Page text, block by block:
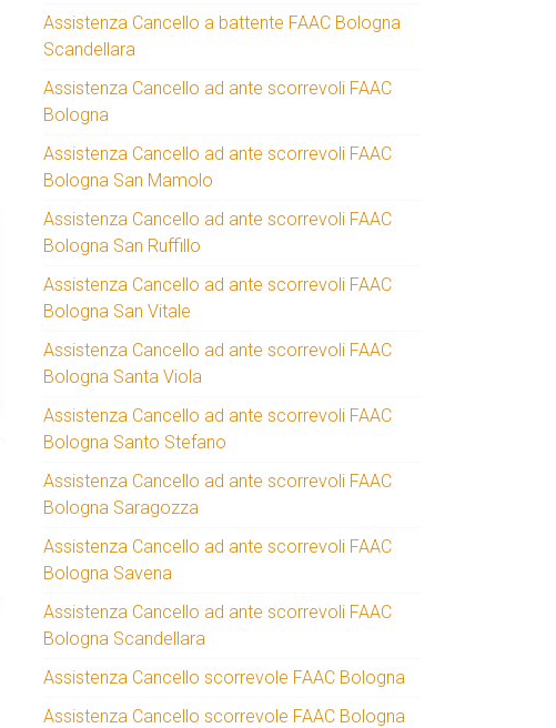
Assistenza Cancello a battente FAAC Bologna
Scandellara
Assistenza Cancello ad ante scorrevoli FAAC
Bologna
Assistenza Cancello ad ante scorrevoli FAAC
Bologna San Mamolo
Assistenza Cancello ad ante scorrevoli FAAC
Bologna San Ruffillo
Assistenza Cancello ad ante scorrevoli FAAC
Bologna San Vitale
Assistenza Cancello ad ante scorrevoli FAAC
Bologna Santa Viola
Assistenza Cancello ad ante scorrevoli FAAC
Bologna Santo Stefano
Assistenza Cancello ad ante scorrevoli FAAC
Bologna Saragozza
Assistenza Cancello ad ante scorrevoli FAAC
Bologna Savena
Assistenza Cancello ad ante scorrevoli FAAC
Bologna Scandellara
Assistenza Cancello scorrevole FAAC Bologna
Assistenza Cancello scorrevole FAAC Bologna